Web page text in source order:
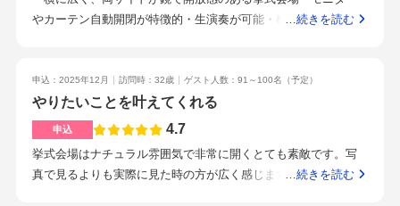
準備期間はとても大事です。小物類の準備はもちろんですが、
は、式の日付が決まった瞬間から打ち合わせが始まります。わ
たしたちも11ヶ月しっかりと打ち合わせをすることが出来たの
ことが100%できるかどうかに重きを置きました。パターン化さ
れている、まわりと同じ結婚式は嫌だったので、自分たちらし
い結婚式が出来る所を見てました。自分たちがやりたいことが
シャレでとても良かったです前日はしっかり寝ることです！チ
ャペルを重要視しました自分のイメージに合うかを軸に探しま
やカーテン自動開閉が特徴的・生演奏が可能・横広の会場・モ
込み料はかからないが、持ち込めないもの多数(値が張るドレス
や造花類)・シェフのこだわりが感じられる料理・最寄り徒歩1
分・落ち着いた駅だが、街中感はすごくある・新しい式場とい
うこともあり、スタッフさんの熱量と一体感がすごい・挙式会
場が魅力的・料理へのこだわり・待合室がおしゃれ・ウェルカ
ムビュッフェができる・駅近・新しいので当たり前ではある
…続きを読む
申込：2025年12月 訪問時：32歳 ゲスト人数：91～100名 （予定）
やりたいことを叶えてくれる
申込 4.7
挙式会場はナチュラル雰囲気で非常に開くとても素敵です。写
真で見るよりも実際に見た時の方が広く感じます。また、光が
…続きを読む